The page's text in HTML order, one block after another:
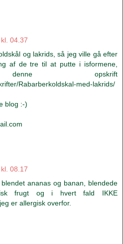
04.37
og lakrids, så jeg ville gå efter
af de tre til at putte i isformene,
opskrift
Rabarberkoldskal-med-lakrids/
blog :-)
08.17
ananas og banan, blendede
frugt og i hvert fald IKKE
er allergisk overfor.